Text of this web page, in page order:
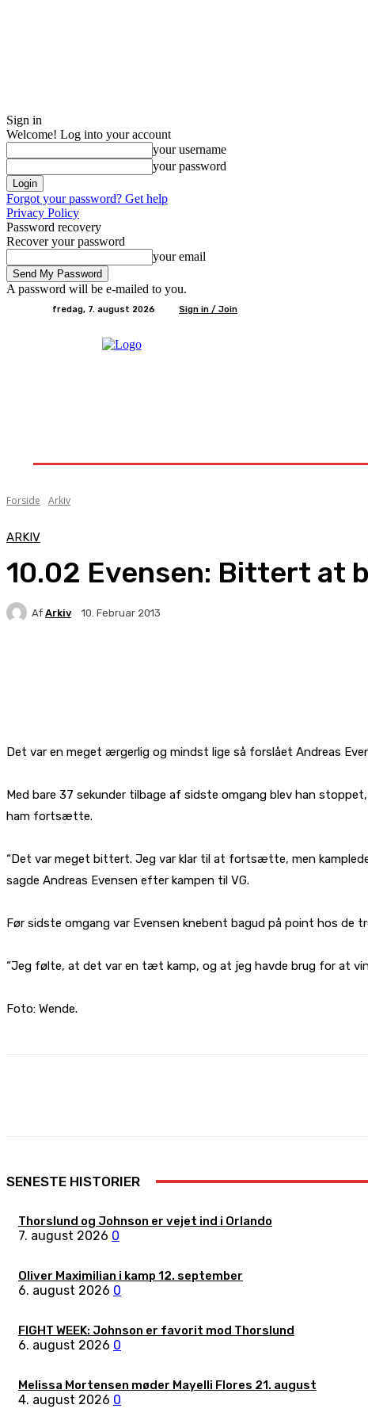
Sign in
Welcome! Log into your account
your username
your password
Forgot your password? Get help
Privacy Policy
Password recovery
Recover your password
your email
A password will be e-mailed to you.
fredag, 7. august 2026 Sign in / Join
Forside Arkiv
ARKIV
10.02 Evensen: Bittert at
Af Arkiv 10. Februar 2013
Det var en meget ærgerlig og mindst lige så forslået Andreas
Med bare 37 sekunder tilbage af sidste omgang blev han
ham fortsætte.
“Det var meget bittert. Jeg var klar til at fortsætte, men
sagde Andreas Evensen efter kampen til VG.
Før sidste omgang var Evensen knebent bagud på point hos de
“Jeg følte, at det var en tæt kamp, og at jeg havde brug for at
Foto: Wende.
SENESTE HISTORIER
Thorslund og Johnson er vejet ind i Orlando
7. august 2026 0
Oliver Maximilian i kamp 12. september
6. august 2026 0
FIGHT WEEK: Johnson er favorit mod Thorslund
6. august 2026 0
Melissa Mortensen møder Mayelli Flores 21. august
4. august 2026 0